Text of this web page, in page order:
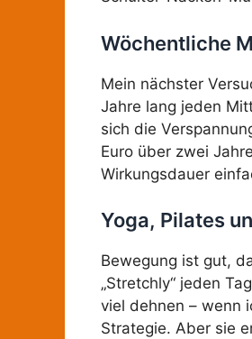
Wöchentliche
Mein nächster
Jahre lang jeden
sich die
Euro über zwei
Wirkungsdauer
Yoga, Pilates
Bewegung ist gut,
„Stretchly“ jeden
viel dehnen – wenn
Strategie. Aber sie